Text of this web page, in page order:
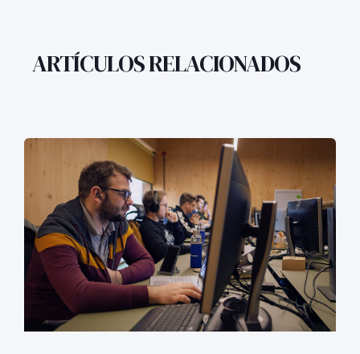
ARTÍCULOS RELACIONADOS